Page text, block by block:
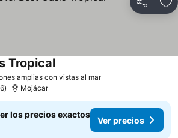
Compartir
amplias con vistas al mar
Tropical
Mojácar
los precios exactos
Ver precios